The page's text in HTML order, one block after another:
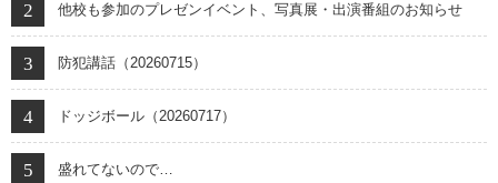
他校も参加のプレゼンイベント、写真展・出演番組のお知らせ
防犯講話（20260715）
ドッジボール（20260717）
盛れてないので…